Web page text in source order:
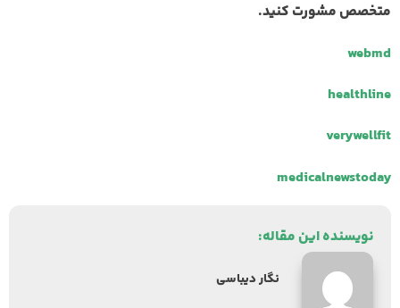
متخصص مشورت کنید.
webmd
healthline
verywellfit
medicalnewstoday
نویسنده این مقاله:
نگار دیباسی